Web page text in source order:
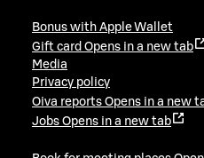
Bonus with Apple Wallet
Gift card Opens in a new tab
Media
Privacy policy
Oiva reports Opens in a new
Jobs Opens in a new tab